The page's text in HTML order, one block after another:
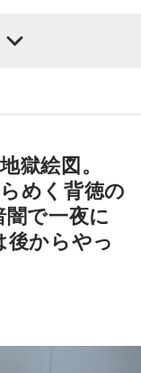
ています。オー
す。当日はよろし
ニッポン
28時30分
もその実態を誰に
なるのか、注目
メールの宛先は
イトニッポン公
』は、8月17日
ットで生放送。ラ
獄絵図。
めく背徳の
で一夜に
からやっ